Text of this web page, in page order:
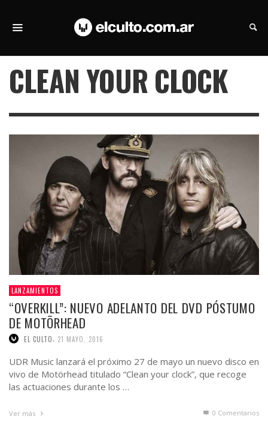
CLEAN YOUR CLOCK
LANZAMIENTOS
“OVERKILL”: NUEVO ADELANTO DEL DVD PÓSTUMO
DE MOTÖRHEAD
EL CULTO 21 MAYO, 2016
UDR Music lanzará el próximo 27 de mayo un nuevo disco en
vivo de Motörhead titulado “Clean your clock”, que recoge
las actuaciones durante los …
Ver más 0 Comentarios